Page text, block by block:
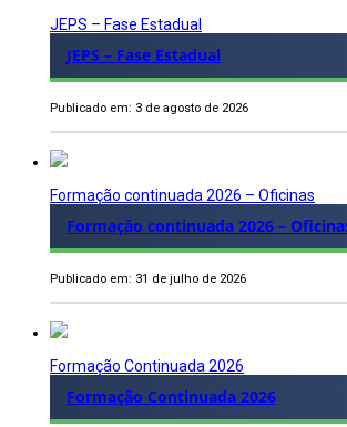
JEPS – Fase Estadual
JEPS – Fase Estadual
Publicado em: 3 de agosto de 2026
Formação continuada 2026 – Oficinas
Formação continuada 2026 –
Publicado em: 31 de julho de 2026
Formação Continuada 2026
Formação Continuada 2026